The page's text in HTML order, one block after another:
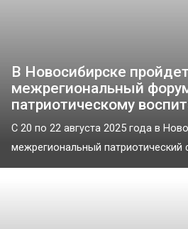
В Новосибирске пройдет
межрегиональный
патриотическому
С 20 по 22 августа 2025 года в
межрегиональный патриотический